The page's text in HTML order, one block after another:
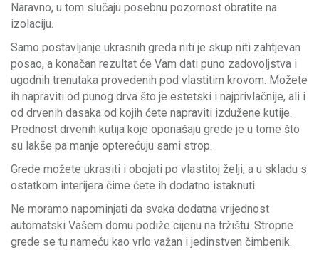
Naravno, u tom slučaju posebnu pozornost obratite na
izolaciju.
Samo postavljanje ukrasnih greda niti je skup niti zahtjevan
posao, a konačan rezultat će Vam dati puno zadovoljstva i
ugodnih trenutaka provedenih pod vlastitim krovom. Možete
ih napraviti od punog drva što je estetski i najprivlačnije, ali i
od drvenih dasaka od kojih ćete napraviti izdužene kutije.
Prednost drvenih kutija koje oponašaju grede je u tome što
su lakše pa manje opterećuju sami strop.
Grede možete ukrasiti i obojati po vlastitoj želji, a u skladu s
ostatkom interijera čime ćete ih dodatno istaknuti.
Ne moramo napominjati da svaka dodatna vrijednost
automatski Vašem domu podiže cijenu na tržištu. Stropne
grede se tu nameću kao vrlo važan i jedinstven čimbenik.